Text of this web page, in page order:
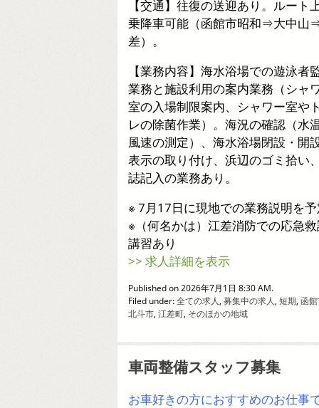
【交通】往復の送迎あり。ルート
乗降車可能（函館市昭和⇒大中山
差）。
【業務内容】海水浴場での遊泳者
業務と施設利用の案内業務（シャ
室の入場制限案内、シャワー室や
レの除菌作業）。海況の確認（水
風速の測定）、海水浴場閉設・開
表示の取り付け、浜辺のゴミ拾い
誌記入の業務あり。
※ 7月17日に現地での業務説明を
※（何名かは）江差消防での応急
講習あり
>> 求人詳細を表示
Published on 2026年7月1日 8:30 AM.
Filed under:全ての求人, 募集中の求人, 短期, 函
北斗市, 江差町, そのほかの地域
車両整備スタッフ募集
お車好きの方におすすめのお仕事